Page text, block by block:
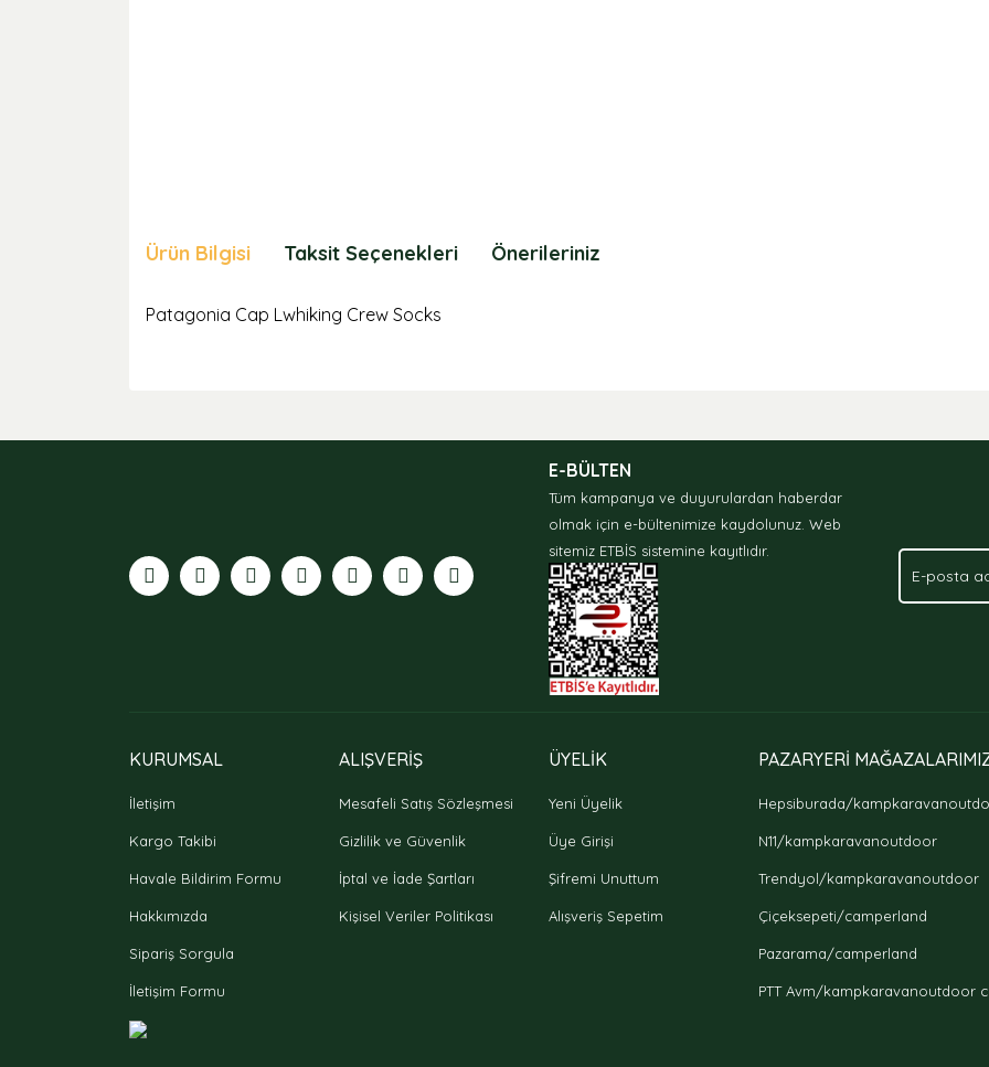
Ürün Bilgisi Taksit Seçenekleri Önerileriniz
Patagonia Cap Lwhiking Crew Socks
Ürün fiyatı diğer sitelerden daha pahalı.
Bu ürüne benzer farklı alternatifler olmalı.
E-BÜLTEN
Tüm kampanya ve duyurulardan haberdar
olmak için e-bültenimize kaydolunuz. Web
sitemiz ETBİS sistemine kayıtlıdır.
KURUMSAL
İletişim
Kargo Takibi
Havale Bildirim Formu
Hakkımızda
Sipariş Sorgula
İletişim Formu
ALIŞVERİŞ
Mesafeli Satış Sözleşmesi
Gizlilik ve Güvenlik
İptal ve İade Şartları
Kişisel Veriler Politikası
ÜYELİK
Yeni Üyelik
Üye Girişi
Şifremi Unuttum
Alışveriş Sepetim
PAZARYERİ
Hepsiburada/
N11/kampkaravanoutdoor
Trendyol/kampkaravanoutdoor
Çiçeksepeti/camperland
Pazarama/camperland
PTT Avm/kampkaravanoutdoor